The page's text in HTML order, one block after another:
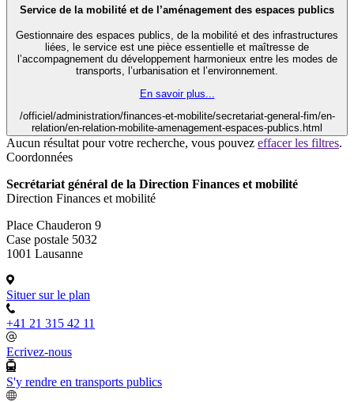
Service de la mobilité et de l’aménagement des espaces publics
Gestionnaire des espaces publics, de la mobilité et des infrastructures
liées, le service est une pièce essentielle et maîtresse de
l’accompagnement du développement harmonieux entre les modes de
transports, l’urbanisation et l’environnement.
En savoir plus...
/officiel/administration/finances-et-mobilite/secretariat-general-fim/en-
relation/en-relation-mobilite-amenagement-espaces-publics.html
Aucun résultat pour votre recherche, vous pouvez effacer les filtres.
Coordonnées
Secrétariat général de la Direction Finances et mobilité
Direction Finances et mobilité
Place Chauderon 9
Case postale 5032
1001 Lausanne
Situer sur le plan
+41 21 315 42 11
Ecrivez-nous
S'y rendre en transports publics